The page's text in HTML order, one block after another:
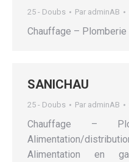
25 - Doubs Par adminAB
Chauffage – Plomberie
SANICHAU
25 - Doubs Par adminAB
Chauffage –
Alimentation/
Alimentation en